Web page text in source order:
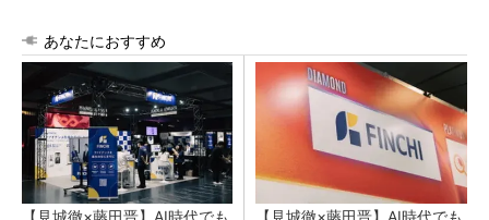
あなたにおすすめ
【見城徹×藤田晋】AI時代でも 【見城徹×藤田晋】AI時代でも